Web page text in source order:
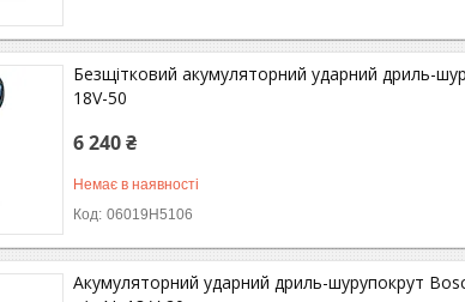
Безщітковий акумуляторний ударний дриль-
18V-50
6 240 ₴
Немає в наявності
06019H5106
Акумуляторний ударний дриль-шурупокрут